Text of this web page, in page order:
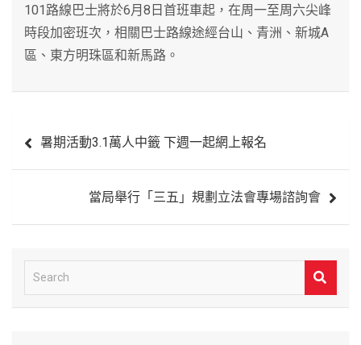
101路線巴士將於6月8日首班車起，在周一至周六尖峰
時段加密班次，相關巴士路線途經台山、青洲、新城A
區、東方明珠區和新馬路。
章 暑期活動3.1萬人中籤 下週一起網上報名
當局舉行「三五」規劃立法會專場諮詢會
e